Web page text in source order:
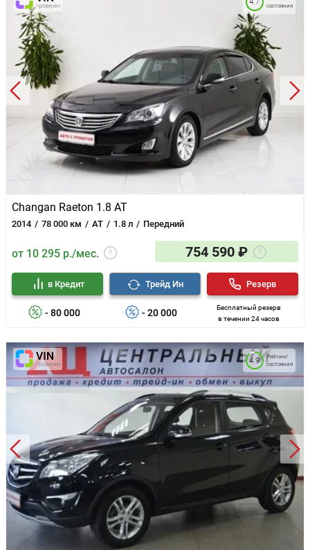
Changan Raeton 1.8 AT
2014 78 000 км AT 1.8 л Передний
состояния
4.7
от 10 295 р./мес. 754 590 ₽
- 80 000
в Кредит
- 20 000
Трейд Ин
Бесплатный резерв
в течении 24 часов
Резерв
Рейтинг
состояния
4.9